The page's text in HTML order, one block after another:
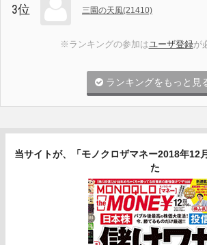
3位 三園の天風(21410)
※ランキングの参加はユーザ登録が
ランキングをもっと見
当サイトが、「モノクロザマネー2018年12
た